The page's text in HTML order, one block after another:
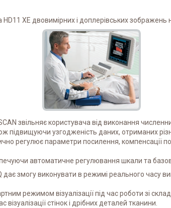
XE двовимірних і доплерівських зображень
звільняє користувача від виконання
підвищуючи узгодженість даних, отриманих
регулює параметри посилення, компенсації
автоматичне регулювання шкали та
дає змогу виконувати в режимі реального часу
режимом візуалізації під час роботи зі
стінок і дрібних деталей тканини.